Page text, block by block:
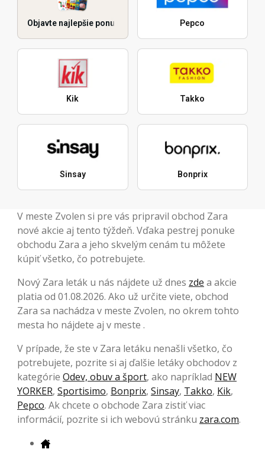
Objavte najlepšie ponuky Pepco
Kik Takko
Sinsay Bonprix
V meste Zvolen si pre vás pripravil obchod Zara
nové akcie aj tento týždeň. Vďaka pestrej ponuke
obchodu Zara a jeho skvelým cenám tu môžete
kúpiť všetko, čo potrebujete.
Nový Zara leták u nás nájdete už dnes zde a akcie
platia od 01.08.2026. Ako už určite viete, obchod
Zara sa nachádza v meste Zvolen, no okrem tohto
mesta ho nájdete aj v meste .
V prípade, že ste v Zara letáku nenašli všetko, čo
potrebujete, pozrite si aj ďalšie letáky obchodov z
kategórie Odev, obuv a šport, ako napríklad NEW
YORKER, Sportisimo, Bonprix, Sinsay, Takko, Kik,
Pepco. Ak chcete o obchode Zara zistiť viac
informácií, pozrite si ich webovú stránku zara.com.